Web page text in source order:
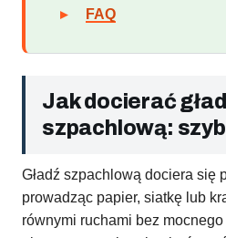
FAQ
Jak docierać
szpachlową:
Gładź szpachlową dociera się
prowadząc papier, siatkę lub
równymi ruchami bez